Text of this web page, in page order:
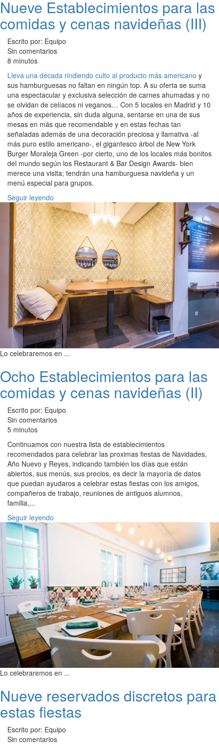
Nueve Establecimientos para las
comidas y cenas navideñas (III)
Escrito por: Equipo
Sin comentarios
8 minutos
Lleva una década rindiendo culto al producto más americano y
sus hamburguesas no faltan en ningún top. A su oferta se suma
una espectacular y exclusiva selección de carnes ahumadas y no
se olvidan de celíacos ni veganos… Con 5 locales en Madrid y 10
años de experiencia, sin duda alguna, sentarse en una de sus
mesas en más que recomendable y en estas fechas tan
señaladas además de una decoración preciosa y llamativa -al
más puro estilo americano-, el gigantesco árbol de New York
Burger Moraleja Green -por cierto, uno de los locales más bonitos
del mundo según los Restaurant & Bar Design Awards- bien
merece una visita; tendrán una hamburguesa navideña y un
menú especial para grupos.
Seguir leyendo
Lo celebraremos en ...
Ocho Establecimientos para las
comidas y cenas navideñas (II)
Escrito por: Equipo
Sin comentarios
5 minutos
Continuamos con nuestra lista de establecimientos
recomendados para celebrar las proximas fiestas de Navidades,
Año Nuevo y Reyes, indicando también los días que están
abiertos, sus menús, sus precios, es decir la mayoría de datos
que puedan ayudaros a celebrar estas fiestas con los amigos,
compañeros de trabajo, reuniones de antiguos alumnos,
familia,...
Seguir leyendo
Lo celebraremos en ...
Nueve reservados discretos para
estas fiestas
Escrito por: Equipo
Sin comentarios